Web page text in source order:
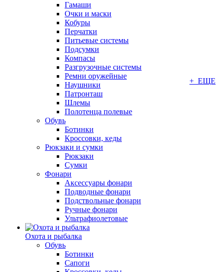
Гамаши
Очки и маски
Кобуры
Перчатки
Питьевые системы
Подсумки
Компасы
Разгрузочные системы
Ремни оружейные
Наушники
Патронташ
Шлемы
Полотенца полевые
Обувь
Ботинки
Кроссовки, кеды
Рюкзаки и сумки
Рюкзаки
Сумки
Фонари
Аксессуары фонари
Подводные фонари
Подствольные фонари
Ручные фонари
Ультрафиолетовые
Охота и рыбалка
Обувь
Ботинки
Сапоги
+ ЕЩЕ